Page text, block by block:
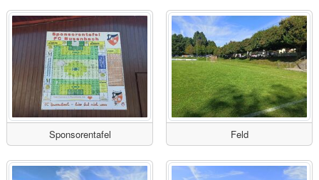
Sponsorentafel Feld